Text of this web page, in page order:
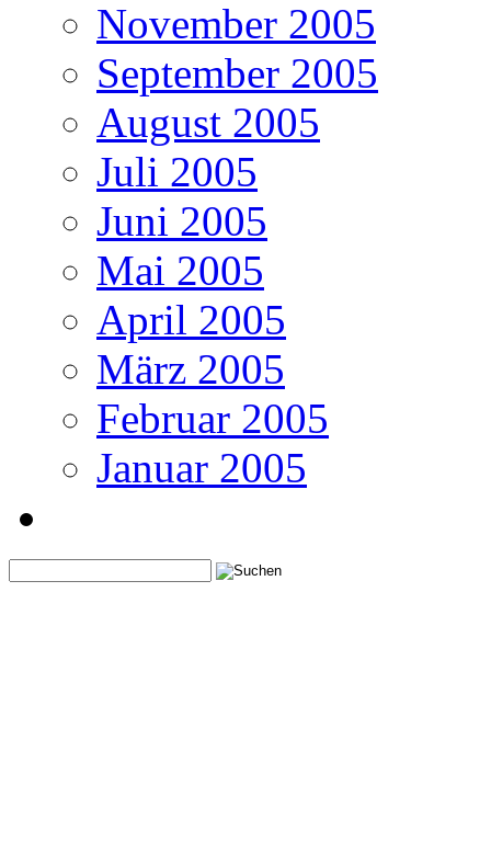
November 2005
September 2005
August 2005
Juli 2005
Juni 2005
Mai 2005
April 2005
März 2005
Februar 2005
Januar 2005